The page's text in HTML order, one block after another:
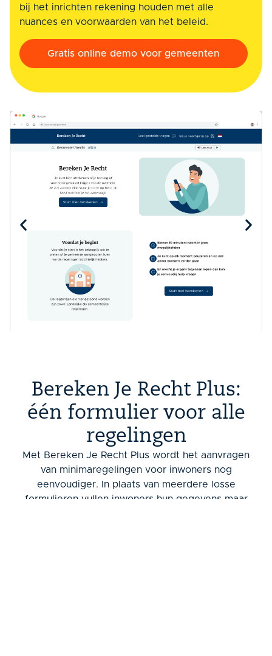
bij het inrichten rekening houden met alle
nuances en voorwaarden van het beleid.
Gratis online demo voor gemeenten
Bereken Je Recht Plus:
één formulier voor alle
regelingen
Met Bereken Je Recht Plus wordt het aanvragen
van minimaregelingen voor inwoners nog
eenvoudiger. In plaats van meerdere losse
formulieren vullen inwoners hun gegevens maar